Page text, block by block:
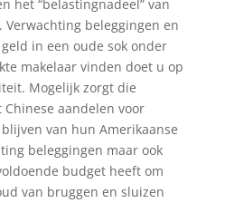
het “belastingnadeel” van
beleggingen en
in een oude sok onder
makelaar vinden doet u op
Mogelijk zorgt die
aandelen voor
van hun Amerikaanse
beleggingen maar ook
budget heeft om
van bruggen en sluizen